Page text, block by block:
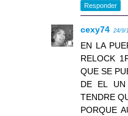
Responder
cexy74 24/9/
EN LA
RELOCK
QUE SE
DE EL UN
TENDRE
PORQUE